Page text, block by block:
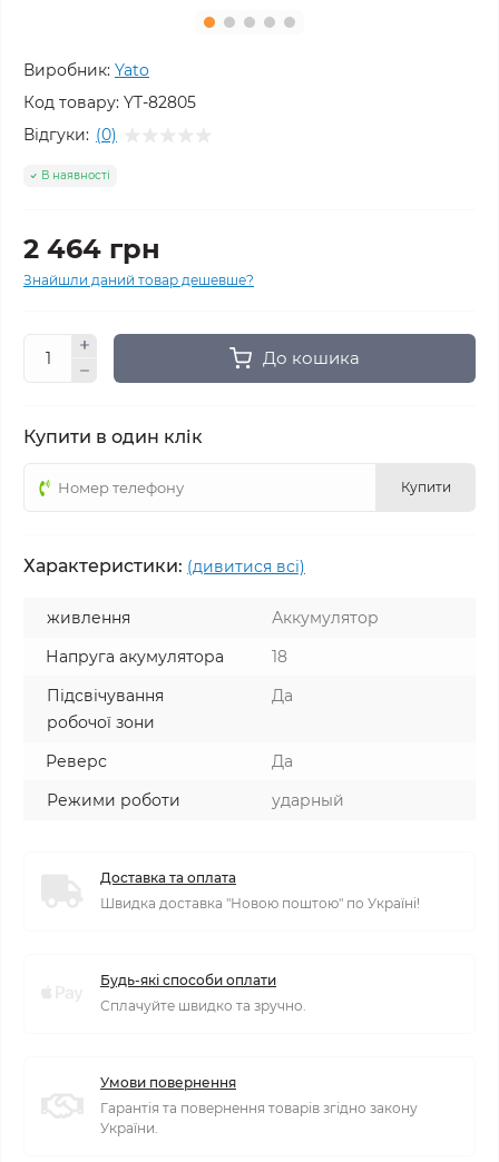
Виробник: Yato
Код товару: YT-82805
Відгуки: (0)
В наявності
2 464 грн
Знайшли даний товар дешевше?
До кошика
Купити в один клік
Купити
Характеристики: (дивитися всі)
живлення
Аккумулятор
Напруга акумулятора
18
Підсвічування
робочої зони
Да
Реверс
Да
Режими роботи
ударный
Доставка та оплата
Швидка доставка "Новою поштою" по Україні!
Будь-які способи оплати
Сплачуйте швидко та зручно.
Умови повернення
Гарантія та повернення товарів згідно закону
України.